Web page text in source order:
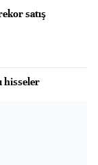
satış
hisseler